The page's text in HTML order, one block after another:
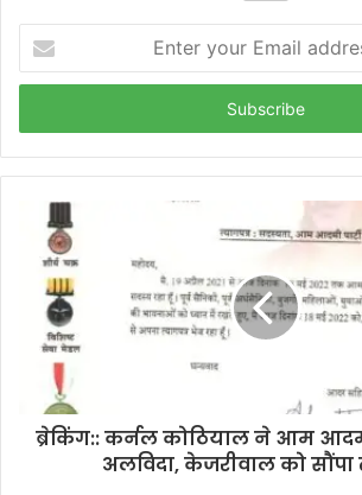
t
r
y
ब्रेकिंग:: कर्नल कोठियाल ने आम
अलविदा, केजरीवाल को सौंपा